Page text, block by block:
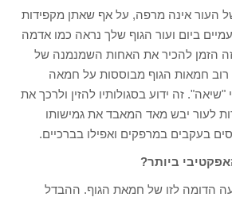
העור אינה מרפה, על אף שאתן מקפידות
ביום ועור הגוף שלך נראה כמו אדמה
הזמן להכיר את האחות השמנמנה של
חמאות הגוף מבוססות על חמאה
זה ידוע בסגולותיו להזין ולרכך את
לעור יבש מאד המאבד את גמישותו
בעקבים במרפקים ואפילו בברכיים.
ביותר?
הדומה לזו של חמאת הגוף. ההבדל